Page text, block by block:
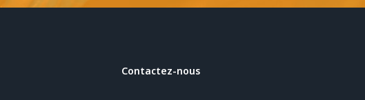
Contactez-nous